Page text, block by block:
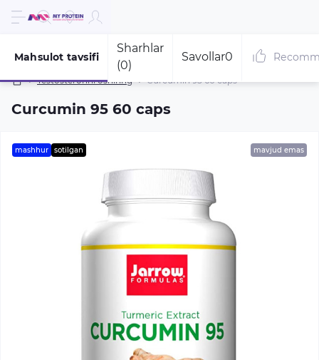
Testosteronni oshiring Curcumin 95 60 caps
Curcumin 95 60 caps
Mahsulot tavsifi
Sharhlar
(0)
Savollar0
mashhur sotilgan mavjud emas